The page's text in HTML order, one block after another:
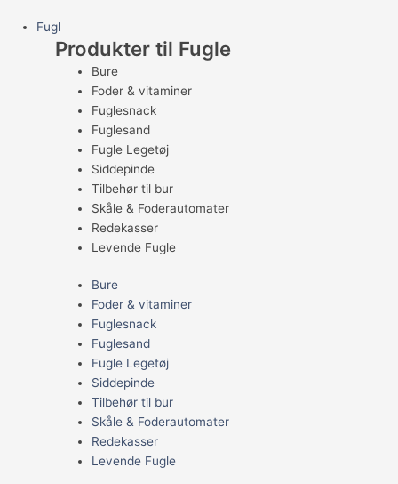
Fugl
Produkter til Fugle
Bure
Foder & vitaminer
Fuglesnack
Fuglesand
Fugle Legetøj
Siddepinde
Tilbehør til bur
Skåle & Foderautomater
Redekasser
Levende Fugle
Bure
Foder & vitaminer
Fuglesnack
Fuglesand
Fugle Legetøj
Siddepinde
Tilbehør til bur
Skåle & Foderautomater
Redekasser
Levende Fugle